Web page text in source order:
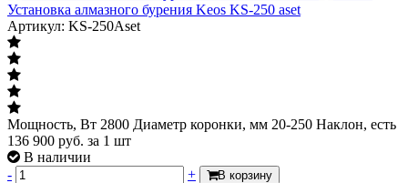
Установка алмазного бурения Keos KS-250 aset
Артикул: KS-250Aset
Мощность, Вт 2800 Диаметр коронки, мм 20-250 Наклон, есть
136 900 руб. за 1 шт
В наличии
-
+ В корзину